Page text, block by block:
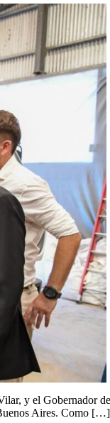
y el Gobernador
Aires. Como […]